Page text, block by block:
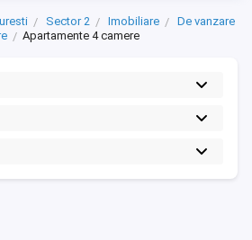
Sector 2 Imobiliare
De vanzare
Apartamente 4 camere